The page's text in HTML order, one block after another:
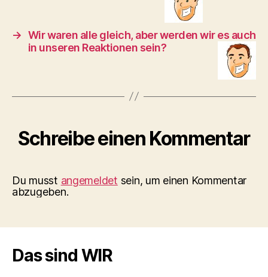
→ Wir waren alle gleich, aber werden wir es auch
in unseren Reaktionen sein?
Schreibe einen Kommentar
Du musst angemeldet sein, um einen Kommentar
abzugeben.
Das sind WIR